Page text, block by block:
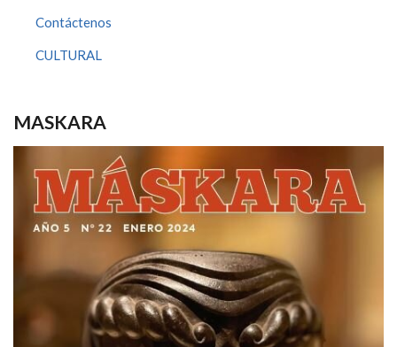
Contáctenos
CULTURAL
MASKARA